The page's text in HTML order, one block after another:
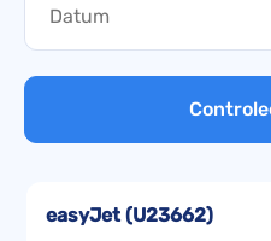
easyJet(U23662)